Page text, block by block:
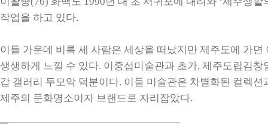
작업을 하고 있다.
이들 가운데 비록 세 사람은 세상을 떠났지만 제주도에 가면
생생하게 느낄 수 있다. 이중섭미술관과 초가, 제주도립김창
갑 갤러리 두모악 덕분이다. 이들 미술관은 차별화된 컬렉션
제주의 문화명소이자 브랜드로 자리잡았다.